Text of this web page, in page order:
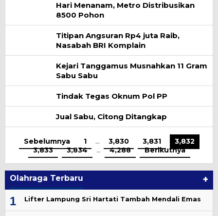
Hari Menanam, Metro Distribusikan
8500 Pohon
Titipan Angsuran Rp4 juta Raib,
Nasabah BRI Komplain
Kejari Tanggamus Musnahkan 11 Gram
Sabu Sabu
Tindak Tegas Oknum Pol PP
Jual Sabu, Citong Ditangkap
Sebelumnya 1 … 3,830 3,831
3,832
3,833
3,834 … 4,288 Berikutnya
Olahraga Terbaru +
1 Lifter Lampung Sri Hartati Tambah Mendali Emas